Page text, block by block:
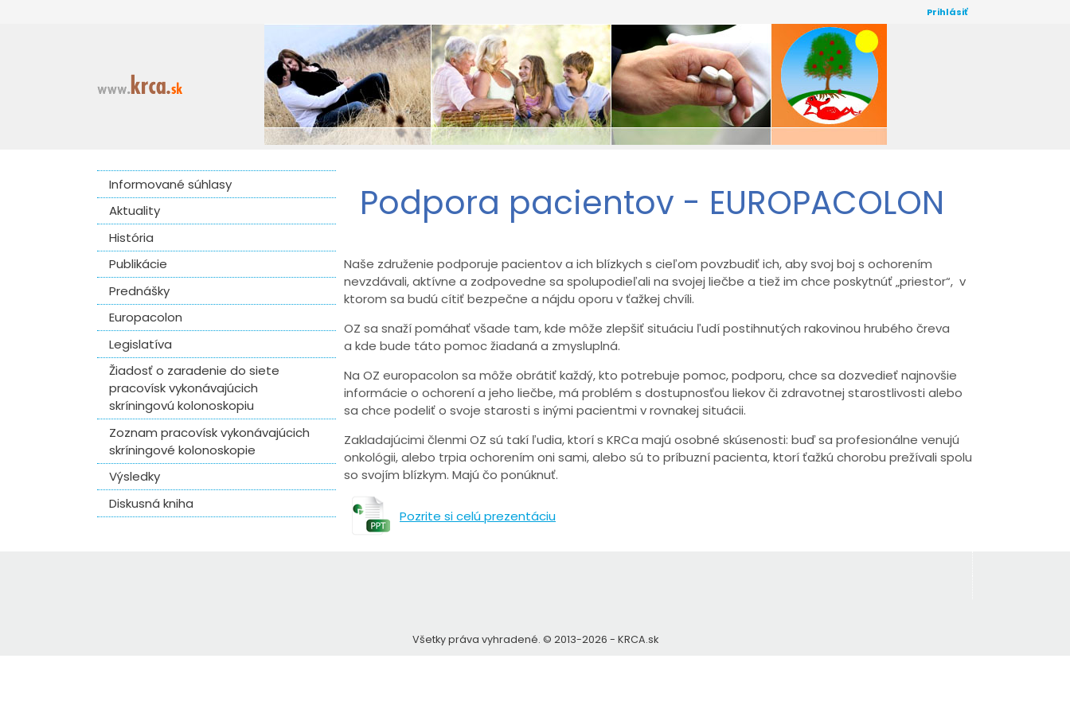
Prihlásiť
Informované súhlasy
Aktuality
História
Publikácie
Prednášky
Europacolon
Legislatíva
Žiadosť o zaradenie do siete
pracovísk vykonávajúcich
skríningovú kolonoskopiu
Zoznam pracovísk vykonávajúcich
skríningové kolonoskopie
Výsledky
Diskusná kniha
Podpora pacientov - EUROPACOLON
Naše združenie podporuje pacientov a ich blízkych s cieľom povzbudiť ich, aby svoj boj s ochorením
nevzdávali, aktívne a zodpovedne sa spolupodieľali na svojej liečbe a tiež im chce poskytnúť „priestor“, v
ktorom sa budú cítiť bezpečne a nájdu oporu v ťažkej chvíli.
OZ sa snaží pomáhať všade tam, kde môže zlepšiť situáciu ľudí postihnutých rakovinou hrubého čreva
a kde bude táto pomoc žiadaná a zmysluplná.
Na OZ europacolon sa môže obrátiť každý, kto potrebuje pomoc, podporu, chce sa dozvedieť najnovšie
informácie o ochorení a jeho liečbe, má problém s dostupnosťou liekov či zdravotnej starostlivosti alebo
sa chce podeliť o svoje starosti s inými pacientmi v rovnakej situácii.
Zakladajúcimi členmi OZ sú takí ľudia, ktorí s KRCa majú osobné skúsenosti: buď sa profesionálne venujú
onkológii, alebo trpia ochorením oni sami, alebo sú to príbuzní pacienta, ktorí ťažkú chorobu prežívali spolu
so svojím blízkym. Majú čo ponúknuť.
Pozrite si celú prezentáciu
Všetky práva vyhradené. © 2013-2026 - KRCA.sk